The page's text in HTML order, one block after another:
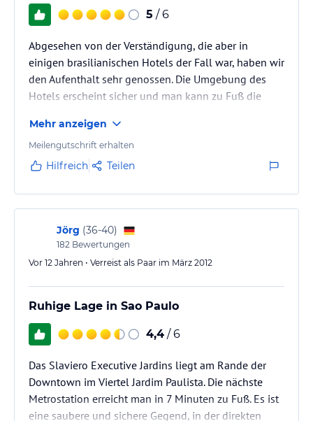
5 / 6
Abgesehen von der Verständigung, die aber in
einigen brasilianischen Hotels der Fall war, haben wir
den Aufenthalt sehr genossen. Die Umgebung des
Hotels erscheint sicher und man kann zu Fuß die
erreichen.
Mehr anzeigen
Meilengutschrift erhalten
Hilfreich Teilen
Jörg (36-40)
182 Bewertungen
Vor 12 Jahren • Verreist als Paar im März 2012
Ruhige Lage in Sao Paulo
4,4 / 6
Das Slaviero Executive Jardins liegt am Rande der
Downtown im Viertel Jardim Paulista. Die nächste
Metrostation erreicht man in 7 Minuten zu Fuß. Es ist
eine saubere und sichere Gegend, in der direkten